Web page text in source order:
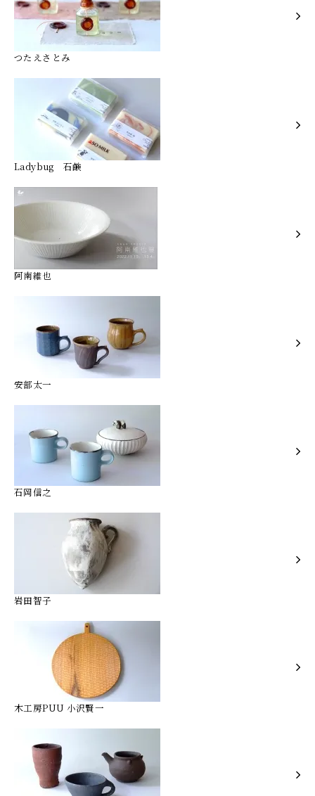
つたえさとみ
Ladybug 石鹸
阿南維也
安部太一
石岡信之
岩田智子
木工房PUU 小沢賢一